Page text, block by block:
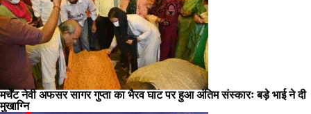
मर्चेंट नेवी अफसर सागर गुप्ता का भैरव घाट पर हुआ अंतिम संस्कारः बड़े भाई ने दी
मुखाग्नि